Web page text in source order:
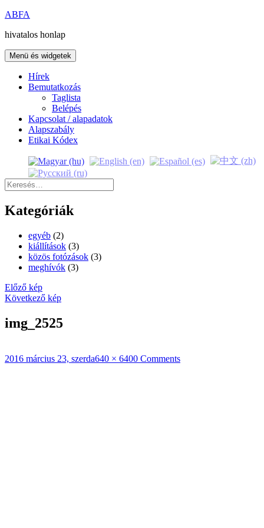
Kilépés
tartalomba
ABFA
hivatalos honlap
Menü és widgetek
Hírek
Bemutatkozás
Taglista
Belépés
Kapcsolat / alapadatok
Alapszabály
Etikai Kódex
Keresés:
Kategóriák
egyéb (2)
kiállítások (3)
közös fotózások (3)
meghívók (3)
Előző kép
Következő kép
img_2525
Közzétéve
2016 március 23, szerdaTeljes
640 × 6400 Comments